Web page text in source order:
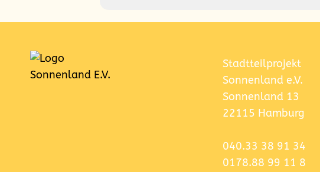
Stadtteilprojekt
Sonnenland e.V.
Sonnenland 13
22115 Hamburg
040.33 38 91 34
0178.88 99 11 8